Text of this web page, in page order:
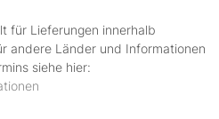
für Lieferungen innerhalb
andere Länder und Informationen
siehe hier: